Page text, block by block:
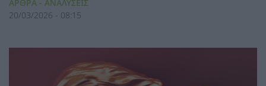
ΑΡΘΡΑ - ΑΝΑΛΥΣΕΙΣ
20/03/2026 - 08:15